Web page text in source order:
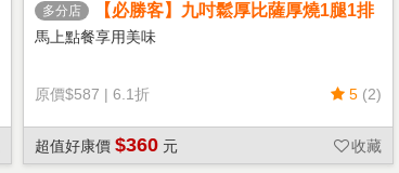
多分店
【必勝客】九吋鬆厚比薩厚燒1腿1排
套餐 享樂券
馬上點餐享用美味
原價$587 | 6.1折 5 (2)
超值好康價 $360 元 收藏